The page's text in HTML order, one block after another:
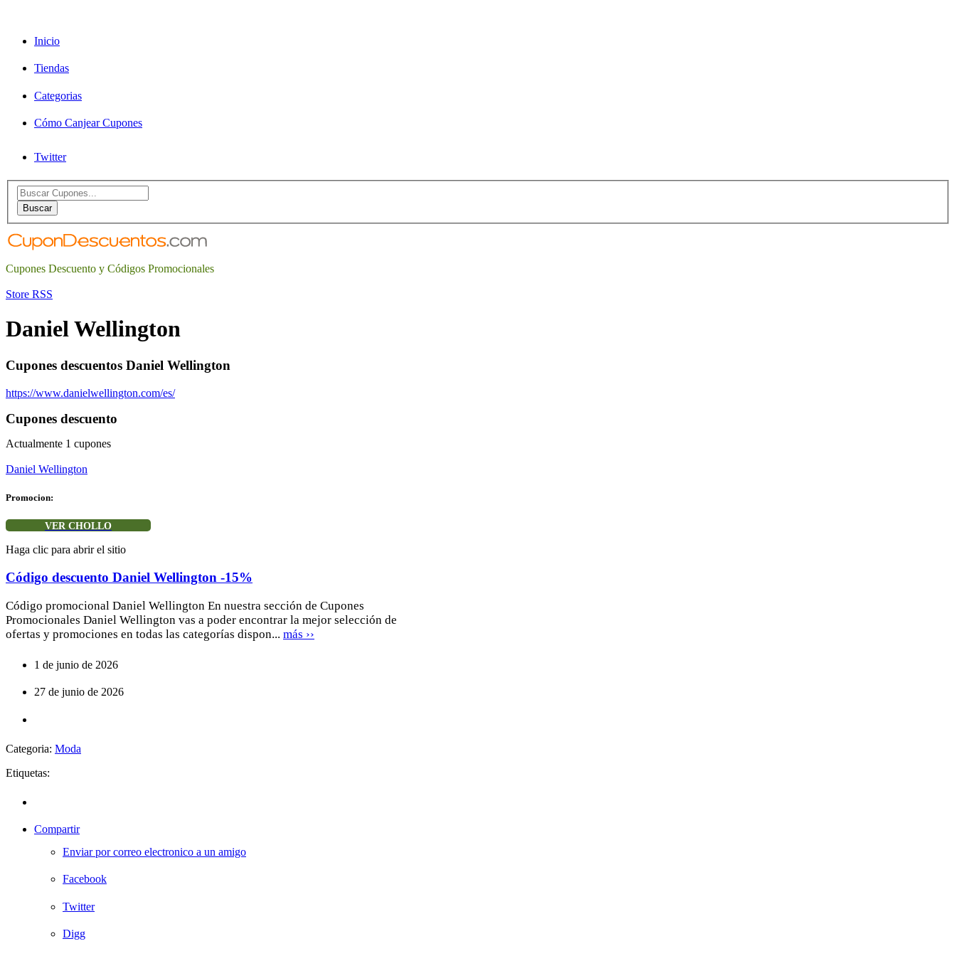
Inicio
Tiendas
Categorias
Cómo Canjear Cupones
Twitter
Search
for:Buscar
Cupones Descuento y Códigos Promocionales
Store RSS
Daniel Wellington
Cupones descuentos Daniel Wellington
https://www.danielwellington.com/es/
Cupones descuento
Actualmente 1 cupones
Daniel Wellington
Promocion:
VER CHOLLO
Haga clic para abrir el sitio
Código descuento Daniel Wellington -15%
Código promocional Daniel Wellington En nuestra sección de Cupones
Promocionales Daniel Wellington vas a poder encontrar la mejor selección de
ofertas y promociones en todas las categorías dispon... más ››
1 de junio de 2026
27 de junio de 2026
Categoria: Moda
Etiquetas:
Compartir
Enviar por correo electronico a un amigo
Facebook
Twitter
Digg